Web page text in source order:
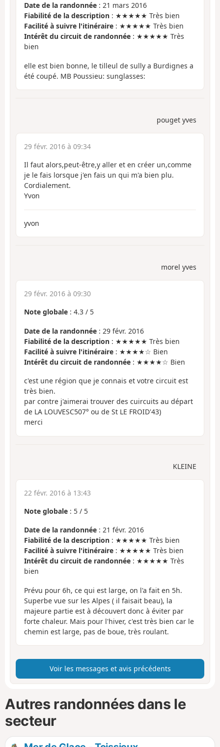
Date de la randonnée : 21 mars 2016
Fiabilité de la description : ★★★★★ Très bien
Facilité à suivre l'itinéraire : ★★★★★ Très bien
Intérêt du circuit de randonnée : ★★★★★ Très
bien
elle est bien bonne, le tilleul de sully a Burdignes a
été coupé. MB Poussieu: sunglasses:
pouget yves
29 févr. 2016 à 09:34
Il faut alors,peut-être,y aller et en créer un,comme
je le fais lorsque j'en fais un qui m'a bien plu.
Cordialement.
Yvon
yvon
morel yves
29 févr. 2016 à 09:30
Note globale : 4.3 / 5
Date de la randonnée : 29 févr. 2016
Fiabilité de la description : ★★★★★ Très bien
Facilité à suivre l'itinéraire : ★★★★☆ Bien
Intérêt du circuit de randonnée : ★★★★☆ Bien
c'est une région que je connais et votre circuit est
très bien.
par contre j'aimerai trouver des cuircuits au départ
de LA LOUVESC507° ou de St LE FROID'43)
merci
KLEINE
22 févr. 2016 à 13:43
Note globale : 5 / 5
Date de la randonnée : 21 févr. 2016
Fiabilité de la description : ★★★★★ Très bien
Facilité à suivre l'itinéraire : ★★★★★ Très bien
Intérêt du circuit de randonnée : ★★★★★ Très
bien
Prévu pour 6h, ce qui est large, on l'a fait en 5h.
Superbe vue sur les Alpes ( il faisait beau), la
majeure partie est à découvert donc à éviter par
forte chaleur. Mais pour l'hiver, c'est très bien car le
chemin est large, pas de boue, très roulant.
Voir les messages et avis précédents
Autres randonnées dans le
secteur